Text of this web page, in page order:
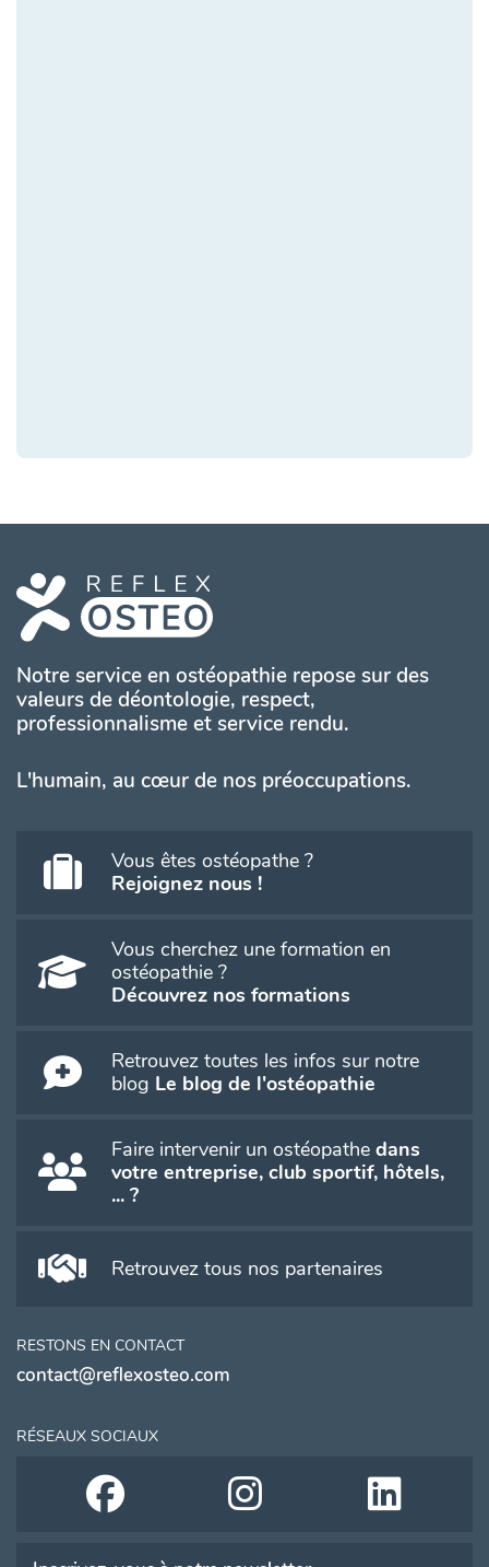
Notre service en ostéopathie repose sur des
valeurs de déontologie, respect,
professionnalisme et service rendu.
L'humain, au cœur de nos préoccupations.
Vous êtes ostéopathe ?
Rejoignez nous !
Vous cherchez une formation en
ostéopathie ?
Découvrez nos formations
Retrouvez toutes les infos sur notre
blog Le blog de l'ostéopathie
Faire intervenir un ostéopathe dans
votre entreprise, club sportif, hôtels,
... ?
Retrouvez tous nos partenaires
RESTONS EN CONTACT
contact@reflexosteo.com
RÉSEAUX SOCIAUX